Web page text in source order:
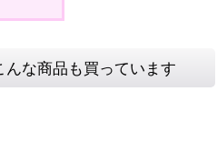
な商品も買っています